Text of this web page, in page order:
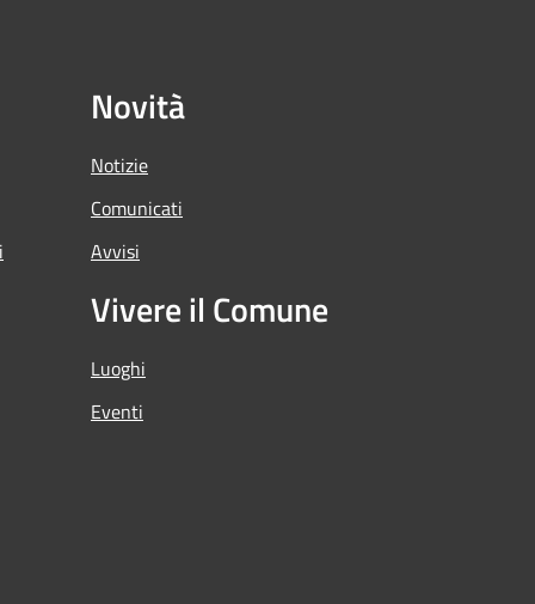
Novità
Notizie
Comunicati
Avvisi
Vivere il Comune
Luoghi
Eventi